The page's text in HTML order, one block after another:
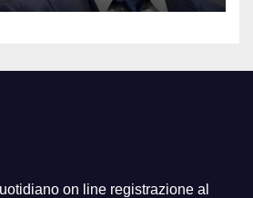
on line registrazione al